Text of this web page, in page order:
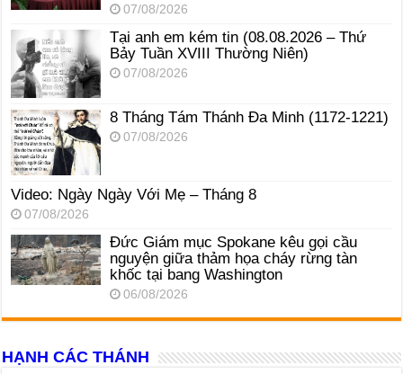
07/08/2026
Tại anh em kém tin (08.08.2026 – Thứ
Bảy Tuần XVIII Thường Niên)
07/08/2026
8 Tháng Tám Thánh Ða Minh (1172-1221)
07/08/2026
Video: Ngày Ngày Với Mẹ – Tháng 8
07/08/2026
Đức Giám mục Spokane kêu gọi cầu
nguyện giữa thảm họa cháy rừng tàn
khốc tại bang Washington
06/08/2026
HẠNH CÁC THÁNH